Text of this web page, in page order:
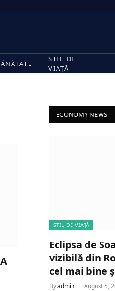
STIL DE
VIAȚĂ
ECONOMY NEWS
STIL DE VIAȚĂ
Eclipsa de
vizibilă din
cel mai bine
Byadmin August 5,